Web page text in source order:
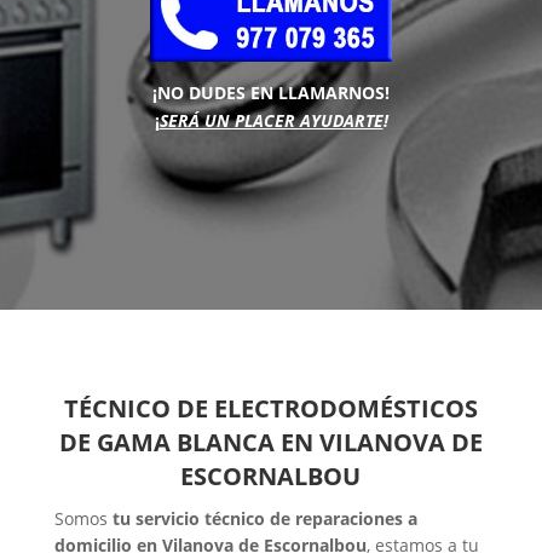
¡NO DUDES EN LLAMARNOS!
¡SERÁ UN PLACER AYUDARTE!
TÉCNICO DE ELECTRODOMÉSTICOS
DE GAMA BLANCA EN VILANOVA DE
ESCORNALBOU
Somos tu servicio técnico de reparaciones a
domicilio en Vilanova de Escornalbou, estamos a tu